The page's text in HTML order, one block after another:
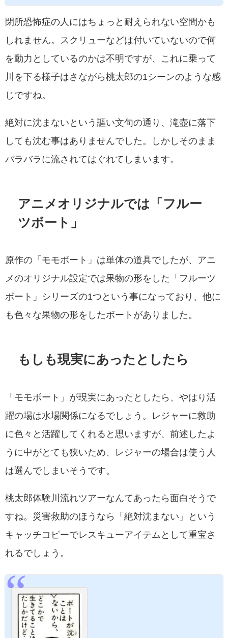
閉所恐怖症の人にはちょっと耐えられない空間かも
しれません。スクリューなどは付いていないので何
を動力としているのかは不明ですが、これに乗って
川を下る様子はさながら桃太郎の1シーンのような感
じですね。
絶対に沈まないという謳い文句の通り、滝壺に落下
しても沈む事はありませんでした。しかしそのまま
バラバラに流されてはぐれてしまいます。
アニメオリジナルでは「フルー
ツボート」
原作の「モモボート」は単体の道具でしたが、アニ
メのオリジナル設定では果物の形をした「フルーツ
ボート」シリーズの1つという事になっており、他に
も色々な果物の形をしたボートがありました。
もしも現実にあったとしたら
「モモボート」が現実にあったとしたら、やはり活
躍の場は水場関係になるでしょう。レジャーに救助
に色々と活躍してくれると思いますが、前述したよ
うに中がとても狭いため、レジャーの場合は使う人
は選んでしまいそうです。
桃太郎体験川流れツアーなんてあったら面白そうで
すね。災害救助のほうなら「絶対沈まない」という
キャッチコピーでレスキューアイテムとして重宝さ
れるでしょう。